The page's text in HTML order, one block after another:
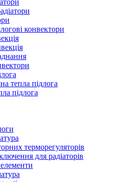
конвектори
тепла підлога
підлога
терморегуляторів
для радіаторів